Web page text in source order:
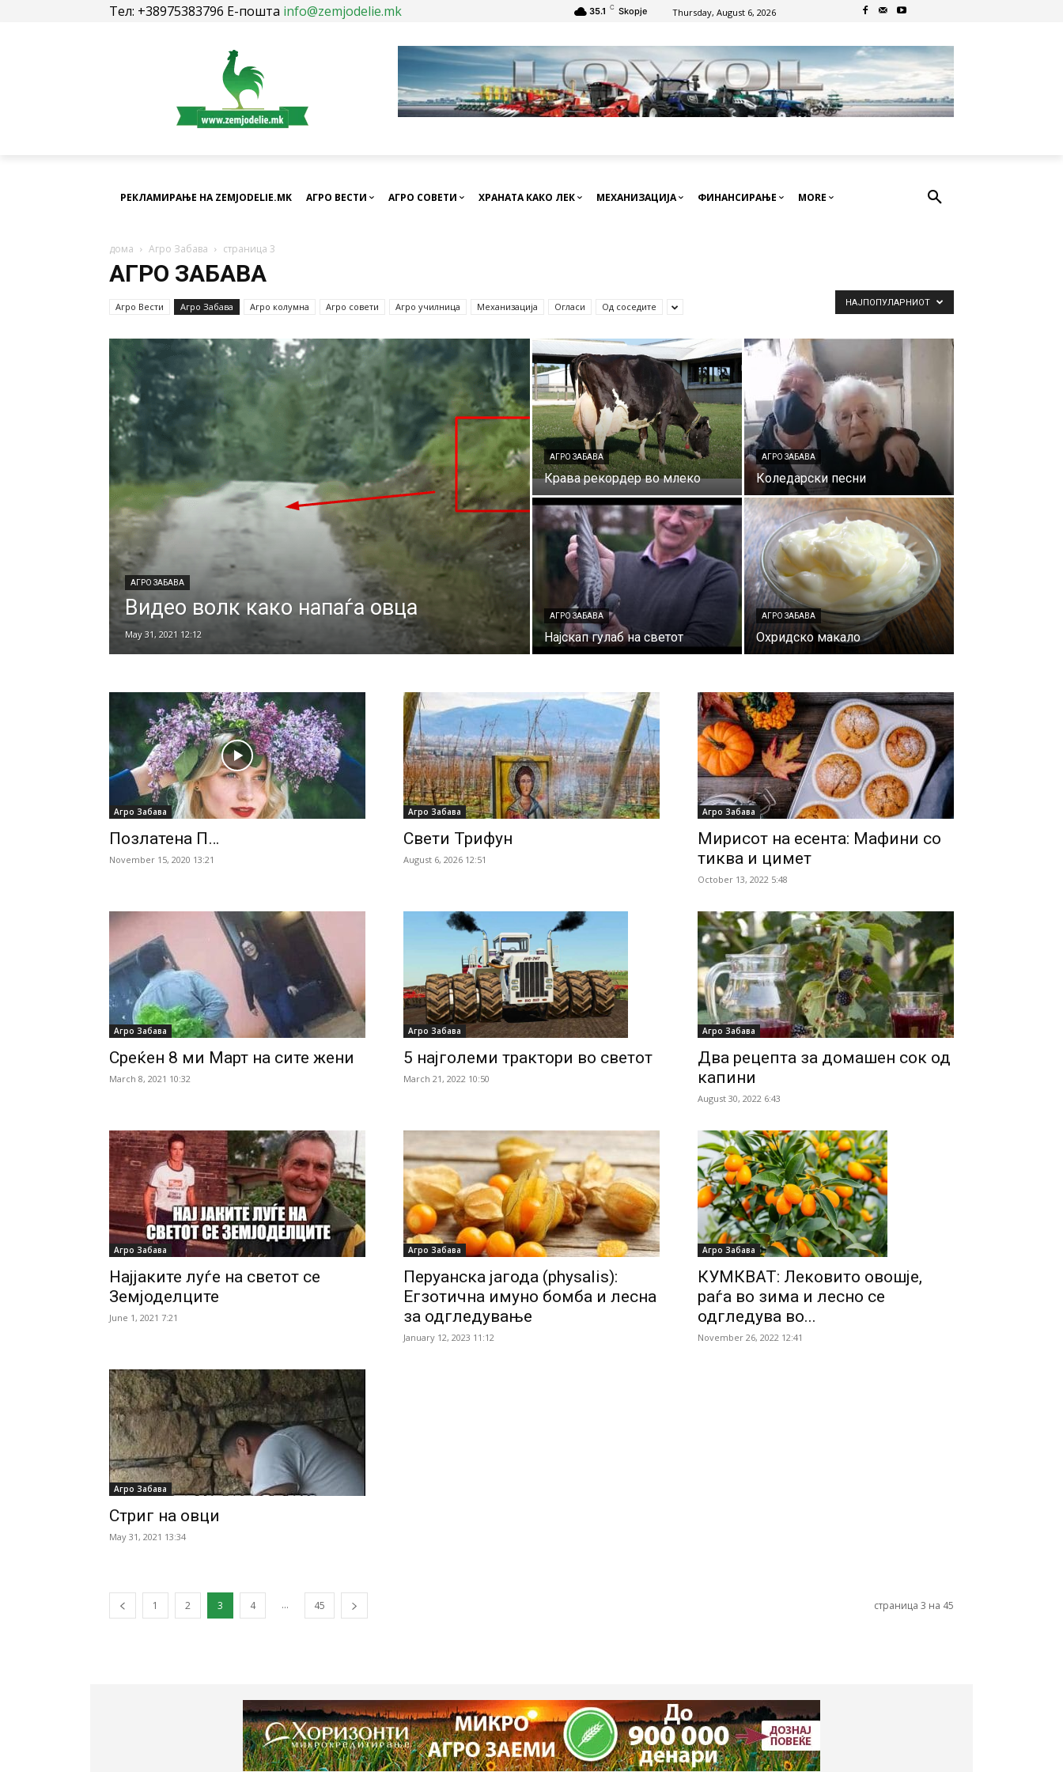
Тел: +38975383796 Е-пошта info@zemjodelie.mk 35.1 C Skopje Thursday, August 6, 2026
РЕКЛАМИРАЊЕ НА ZEMJODELIE.MK АГРО ВЕСТИ АГРО СОВЕТИ ХРАНАТА КАКО ЛЕК МЕХАНИЗАЦИЈА ФИНАНСИРАЊЕ MORE
дома Агро Забава страница 3
АГРО ЗАБАВА
Агро Вести Агро Забава Агро колумна Агро совети Агро училница Механизација Огласи Од соседите НАЈПОПУЛАРНИОТ
АГРО ЗАБАВА
Видео волк како напаѓа овца
May 31, 2021 12:12
АГРО ЗАБАВА
Крава рекордер во млеко
АГРО ЗАБАВА
Коледарски песни
АГРО ЗАБАВА
Најскап гулаб на светот
АГРО ЗАБАВА
Охридско макало
Агро Забава
Позлатена П…
November 15, 2020 13:21
Агро Забава
Свети Трифун
August 6, 2026 12:51
Агро Забава
Мирисот на есента: Мафини со
тиква и цимет
October 13, 2022 5:48
Агро Забава
Среќен 8 ми Март на сите жени
March 8, 2021 10:32
Агро Забава
5 најголеми трактори во светот
March 21, 2022 10:50
Агро Забава
Два рецепта за домашен сок од
капини
August 30, 2022 6:43
Агро Забава
Најјаките луѓе на светот се
Земјоделците
June 1, 2021 7:21
Агро Забава
Перуанска јагода (physalis):
Егзотична имуно бомба и лесна
за одгледување
January 12, 2023 11:12
Агро Забава
КУМКВАТ: Лековито овошје,
раѓа во зима и лесно се
одгледува во...
November 26, 2022 12:41
Агро Забава
Стриг на овци
May 31, 2021 13:34
1 2 3 4 ... 45 страница 3 на 45